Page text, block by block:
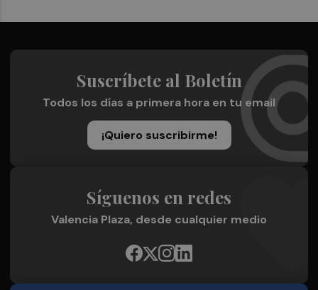
Suscríbete al Boletín
Todos los días a primera hora en tu email
¡Quiero suscribirme!
Síguenos en redes
Valencia Plaza, desde cualquier medio